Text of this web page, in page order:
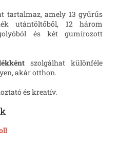
​​tartalmaz, amely 13 gyűrűs
utántöltőből, 12 három
és két gumírozott
szolgálhat különféle
akár otthon.
és kreatív.